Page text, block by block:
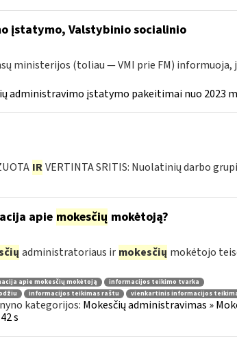
įstatymo, Valstybinio socialinio
ministerijos (toliau — VMI prie FM) informuoja,
administravimo įstatymo pakeitimai nuo 2023
IR VERTINTA SRITIS: Nuolatinių darbo
apie mokesčių mokėtoją?
administratoriaus ir mokesčių mokėtojo
apie mokesčių mokėtoją
informacijos teikimo tvarka
informacijos teikimas raštu
vienkartinis informacijos
kategorijos: Mokesčių administravimas »
s